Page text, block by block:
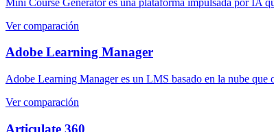
Ver comparación
Adobe Learning Manager
Adobe Learning Manager es un LMS basado en la nube
Ver comparación
Articulate 360